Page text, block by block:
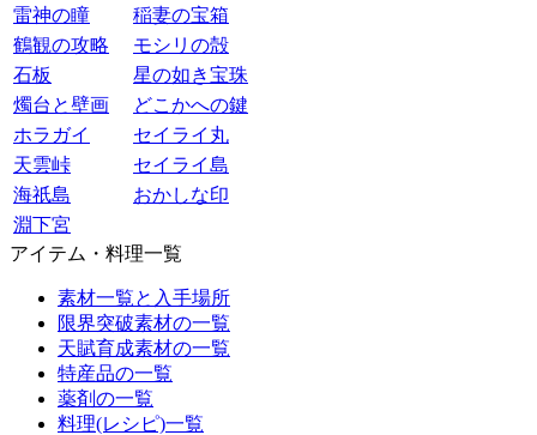
雷神の瞳
稲妻の宝箱
鶴観の攻略
モシリの殻
石板
星の如き宝珠
燭台と壁画
どこかへの鍵
ホラガイ
セイライ丸
天雲峠
セイライ島
海祇島
おかしな印
淵下宮
アイテム・料理一覧
素材一覧と入手場所
限界突破素材の一覧
天賦育成素材の一覧
特産品の一覧
薬剤の一覧
料理(レシピ)一覧